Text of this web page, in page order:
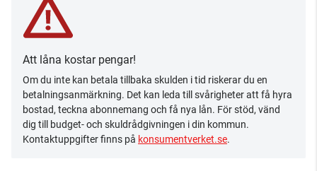
Att låna kostar pengar!
Om du inte kan betala tillbaka skulden i tid riskerar du en
betalningsanmärkning. Det kan leda till svårigheter att få hyra
bostad, teckna abonnemang och få nya lån. För stöd, vänd
dig till budget- och skuldrådgivningen i din kommun.
Kontaktuppgifter finns på konsumentverket.se.